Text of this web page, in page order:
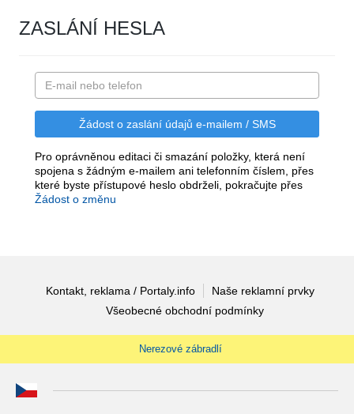
ZASLÁNÍ HESLA
Pro oprávněnou editaci či smazání položky, která není
spojena s žádným e-mailem ani telefonním číslem, přes
které byste přístupové heslo obdrželi, pokračujte přes
Žádost o změnu
Kontakt, reklama / Portaly.info
Naše reklamní prvky
Všeobecné obchodní podmínky
Nerezové zábradlí